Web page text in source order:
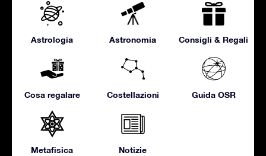
Astrologia Astronomia Consigli & Regali
Cosa regalare Costellazioni Guida OSR
Metafisica Notizie